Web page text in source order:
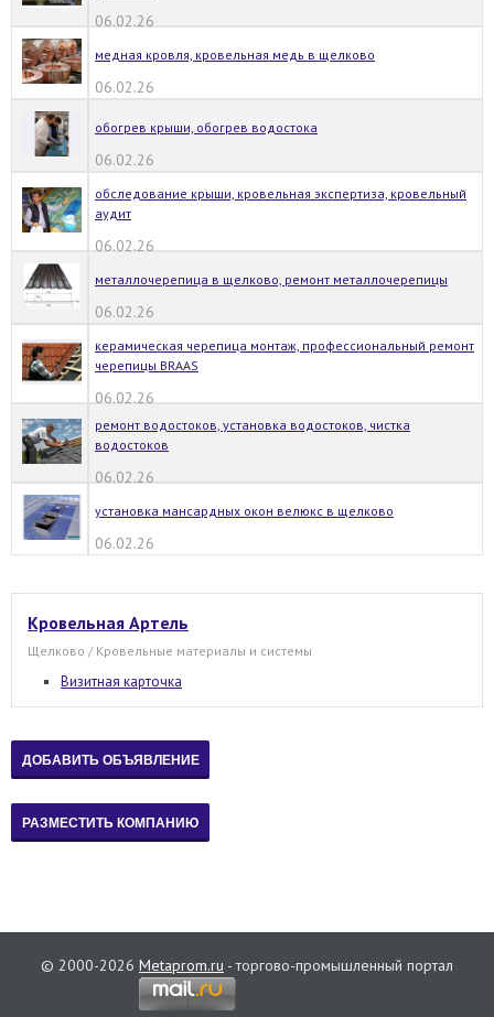
06.02.26
медная кровля, кровельная медь в щелково
06.02.26
обогрев крыши, обогрев водостока
06.02.26
обследование крыши, кровельная экспертиза, кровельный
аудит
06.02.26
металлочерепица в щелково, ремонт металлочерепицы
06.02.26
керамическая черепица монтаж, профессиональный ремонт
черепицы BRAAS
06.02.26
ремонт водостоков, установка водостоков, чистка
водостоков
06.02.26
установка мансардных окон велюкс в щелково
06.02.26
Кровельная Артель
Щелково / Кровельные материалы и системы
Визитная карточка
© 2000-2026 Metaprom.ru - торгово-промышленный портал